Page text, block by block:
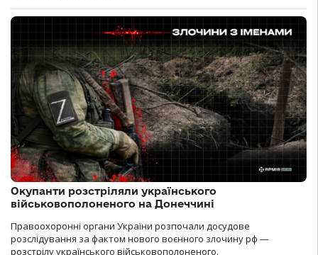
Окупанти розстріляли українського
військовополоненого на Донеччині
Правоохоронні органи України розпочали досудове
розслідування за фактом нового воєнного злочину рф —
розстрілу українського військовополоненого.